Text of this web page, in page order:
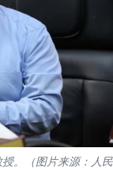
。（图片来源：人民